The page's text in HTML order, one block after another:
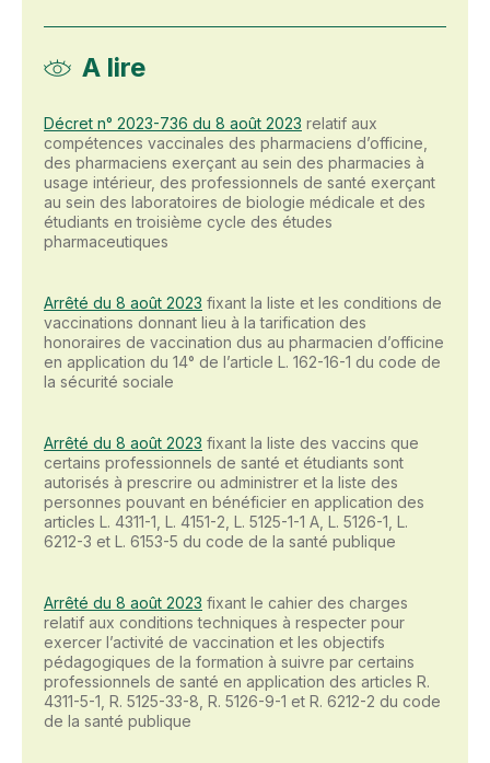
A lire
Décret n° 2023-736 du 8 août 2023 relatif aux
compétences vaccinales des pharmaciens d’officine,
des pharmaciens exerçant au sein des pharmacies à
usage intérieur, des professionnels de santé exerçant
au sein des laboratoires de biologie médicale et des
étudiants en troisième cycle des études
pharmaceutiques
Arrêté du 8 août 2023 fixant la liste et les conditions de
vaccinations donnant lieu à la tarification des
honoraires de vaccination dus au pharmacien d’officine
en application du 14° de l’article L. 162-16-1 du code de
la sécurité sociale
Arrêté du 8 août 2023 fixant la liste des vaccins que
certains professionnels de santé et étudiants sont
autorisés à prescrire ou administrer et la liste des
personnes pouvant en bénéficier en application des
articles L. 4311-1, L. 4151-2, L. 5125-1-1 A, L. 5126-1, L.
6212-3 et L. 6153-5 du code de la santé publique
Arrêté du 8 août 2023 fixant le cahier des charges
relatif aux conditions techniques à respecter pour
exercer l’activité de vaccination et les objectifs
pédagogiques de la formation à suivre par certains
professionnels de santé en application des articles R.
4311-5-1, R. 5125-33-8, R. 5126-9-1 et R. 6212-2 du code
de la santé publique